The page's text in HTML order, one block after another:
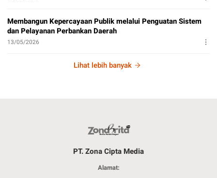
Membangun Kepercayaan Publik melalui Penguatan Sistem
dan Pelayanan Perbankan Daerah
13/05/2026
Lihat lebih banyak
PT. Zona Cipta Media
Alamat: